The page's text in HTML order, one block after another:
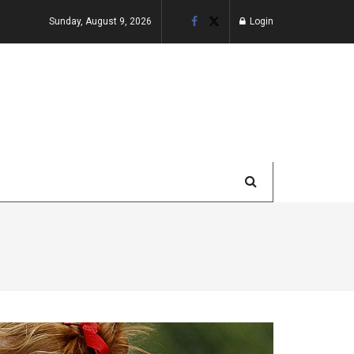
Sunday, August 9, 2026 Login